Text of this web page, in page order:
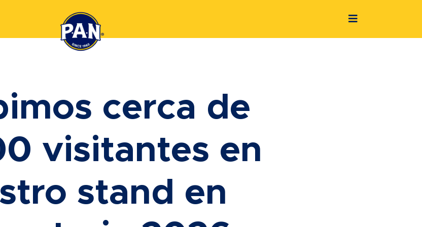
cerca de
visitantes en
stand en